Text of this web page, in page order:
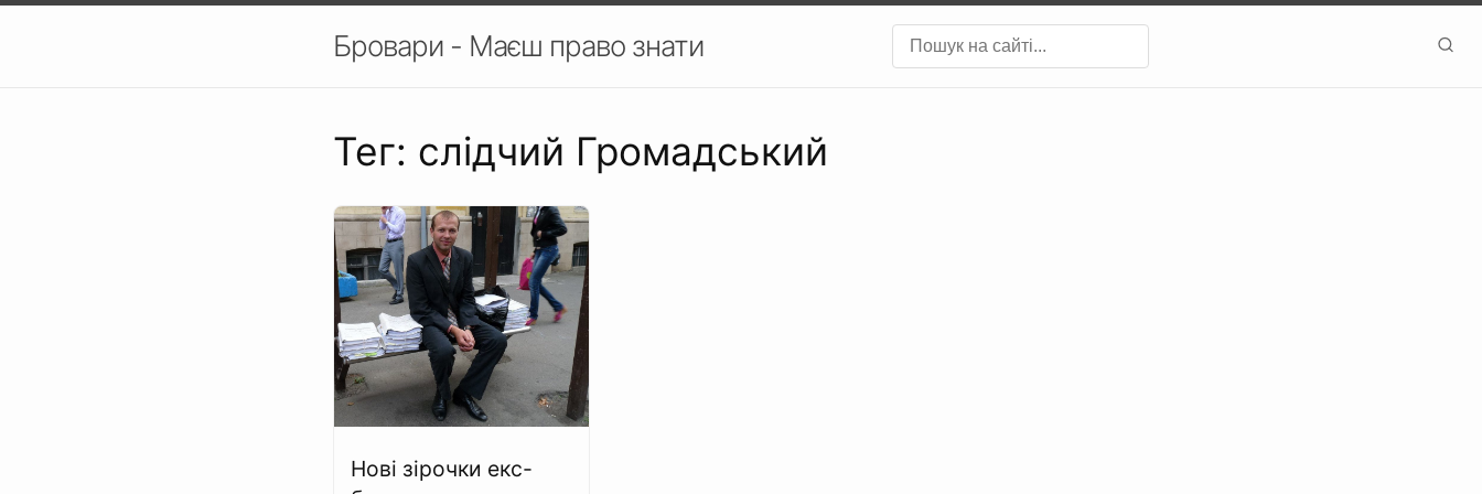
Бровари - Маєш право знати
Тег: слідчий Громадський
Нові зірочки екс-